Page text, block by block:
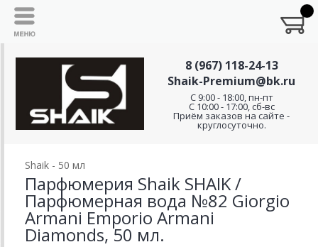
8 (967) 118-24-13
Shaik-Premium@bk.ru
C 9:00 - 18:00, пн-пт
С 10:00 - 17:00, сб-вс
Приём заказов на сайте -
круглосуточно.
Shaik - 50 мл
Парфюмерия Shaik SHAIK /
Парфюмерная вода №82 Giorgio
Armani Emporio Armani
Diamonds, 50 мл.